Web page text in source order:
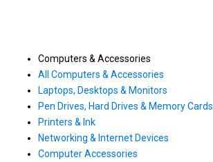
Computers & Accessories
All Computers & Accessories
Laptops, Desktops & Monitors
Pen Drives, Hard Drives & Memory Cards
Printers & Ink
Networking & Internet Devices
Computer Accessories